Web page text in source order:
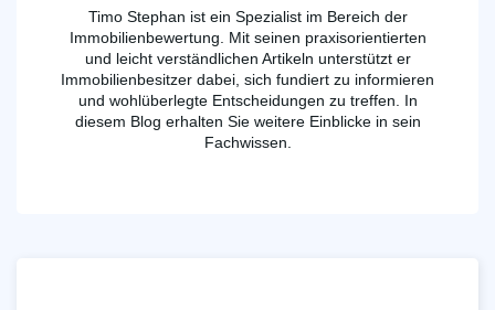
Timo Stephan ist ein Spezialist im Bereich der
Immobilienbewertung. Mit seinen praxisorientierten
und leicht verständlichen Artikeln unterstützt er
Immobilienbesitzer dabei, sich fundiert zu informieren
und wohlüberlegte Entscheidungen zu treffen. In
diesem Blog erhalten Sie weitere Einblicke in sein
Fachwissen.